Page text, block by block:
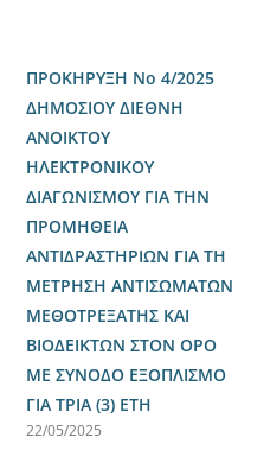
ΠΡΟΚΗΡΥΞΗ Νο 4/2025
ΔΗΜΟΣΙΟΥ ΔΙΕΘΝΗ
ΑΝΟΙΚΤΟΥ
ΗΛΕΚΤΡΟΝΙΚΟΥ
ΔΙΑΓΩΝΙΣΜΟΥ ΓΙΑ ΤΗΝ
ΠΡΟΜΗΘΕΙΑ
ΑΝΤΙΔΡΑΣΤΗΡΙΩΝ ΓΙΑ ΤΗ
ΜΕΤΡΗΣΗ ΑΝΤΙΣΩΜΑΤΩΝ
ΜΕΘΟΤΡΕΞΑΤΗΣ ΚΑΙ
ΒΙΟΔΕΙΚΤΩΝ ΣΤΟΝ ΟΡΟ
ΜΕ ΣΥΝΟΔΟ ΕΞΟΠΛΙΣΜΟ
ΓΙΑ ΤΡΙΑ (3) ΕΤΗ
22/05/2025